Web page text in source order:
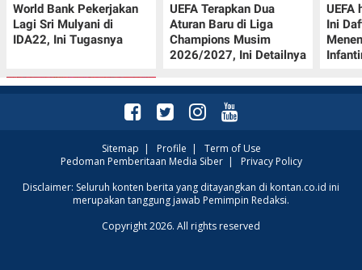
World Bank Pekerjakan
Lagi Sri Mulyani di
IDA22, Ini Tugasnya
UEFA Terapkan Dua
Aturan Baru di Liga
Champions Musim
2026/2027, Ini Detailnya
UEFA
Ini
Promo JSM Superindo
7–9 Agustus 2026,
Rp37.900 hingga Buah
Sitemap | Profile | Term of Use
Pedoman Pemberitaan Media Siber| Privacy Policy
Disclaimer: Seluruh konten berita yang ditayangkan di kontan.co.id ini
merupakan tanggung jawab Pemimpin Redaksi.
Copyright 2026. All rights reserved